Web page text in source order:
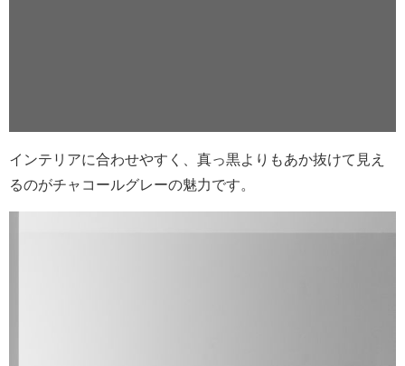
インテリアに合わせやすく、真っ黒よりもあか抜けて見え
るのがチャコールグレーの魅力です。